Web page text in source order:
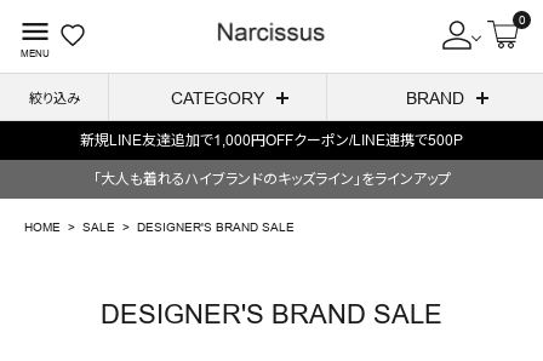
menu
MENU
0
絞り込み CATEGORY BRAND
ようこそ ゲスト 様
search
毎週火/金はオリジナル・木はブランド入荷販売日
「大人も着れるハイブランドのキッズライン」をラインアップ
HOME SALE DESIGNER'S BRAND SALE
DESIGNER'S BRAND SALE